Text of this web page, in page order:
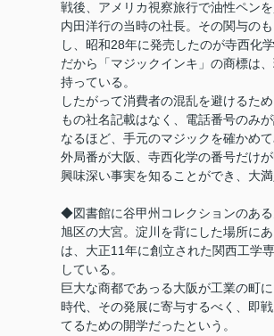
戦後、アメリカ視察旅行で油性ペン
内田洋行の当時の社長。その関与の
し、昭和28年に発売したのが寺西化学
だから「マジックインキ」の商標は
持っている。
したがって消費者の混乱を避けるた
もの社名記載はなく、電話番号のみが
なるほど、手元のマジックを確かめ
外局番が大阪、寺西化学の番号だけが
興味深い事実を知ることができ、大満
◆図書館に谷甲州コレクションのあ
旭区の大宮。淀川を背にした場所に
は、大正11年に創立された関西工学
している。
巨大な商都であっる大阪が工業の町
時代、その発展に寄与するべく、即
てるための開学だったという。